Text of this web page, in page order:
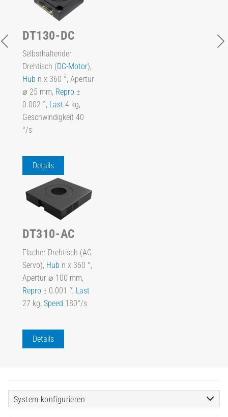
DT130-DC
Selbsthaltender
Drehtisch (DC-Motor),
Hub n x 360 °, Apertur
⌀ 25 mm, Repro ±
0.002 °, Last 4 kg,
Geschwindigkeit 40
°/s
Details
DT310-AC
Flacher Drehtisch (AC
Servo), Hub n x 360 °,
Apertur ⌀ 100 mm,
Repro ± 0.001 °, Last
27 kg, Speed 180°/s
Details
System konfigurieren